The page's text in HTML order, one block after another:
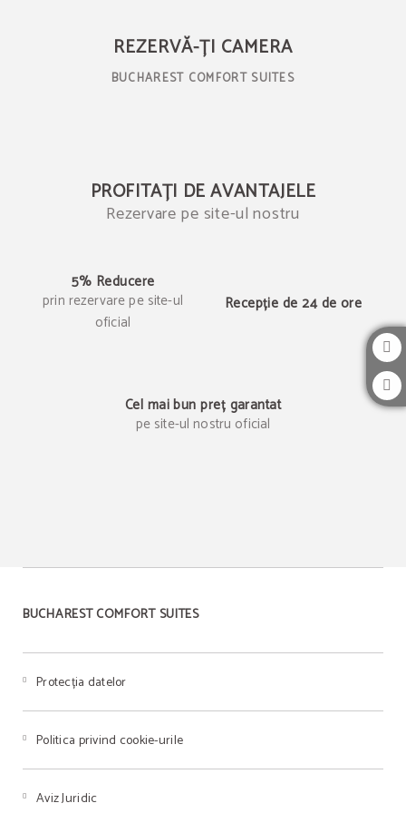
REZERVĂ-ȚI CAMERA
BUCHAREST COMFORT SUITES
PROFITAȚI DE AVANTAJELE
Rezervare pe site-ul nostru
5% Reducere
prin rezervare pe site-ul
oficial
Recepție de 24 de ore
Cel mai bun preț garantat
pe site-ul nostru oficial
BUCHAREST COMFORT SUITES
Protecția datelor
Politica privind cookie-urile
Aviz Juridic